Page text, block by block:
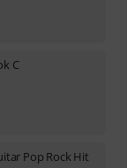
C
Pop Rock Hit